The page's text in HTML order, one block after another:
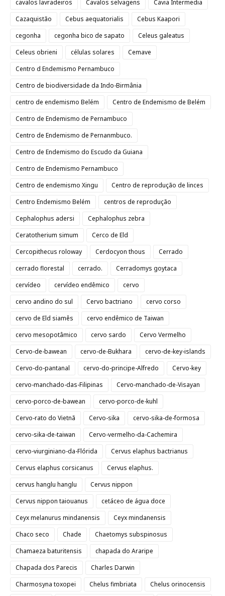
cavalos lavradeiros Cavalos selvagens
Cavia Intermedia
Cazaquistão
Cebus aequatorialis
Cebus Kaapori
cegonha
cegonha bico de sapato
Celeus galeatus
Celeus obrieni
células solares
Cemave
Centro d Endemismo Pernambuco
Centro de biodiversidade da Indo-Birmânia
centro de endemismo Belém
Centro de Endemismo de Belém
Centro de Endemismo de Pernambuco
Centro de Endemismo de Pernanmbuco.
Centro de Endemismo do Escudo da Guiana
Centro de Endemismo Pernambuco
Centro de endemismo Xingu
Centro de reprodução de linces
Centro Endemismo Belém
centros de reprodução
Cephalophus adersi
Cephalophus zebra
Ceratotherium simum
Cerco de Eld
Cercopithecus roloway
Cerdocyon thous
Cerrado
cerrado florestal
cerrado.
Cerradomys goytaca
cervídeo
cervídeo endêmico
cervo
cervo andino do sul
Cervo bactriano
cervo corso
cervo de Eld siamês
cervo endêmico de Taiwan
cervo mesopotâmico
cervo sardo
Cervo Vermelho
Cervo-de-bawean
cervo-de-Bukhara
cervo-de-key-islands
Cervo-do-pantanal
cervo-do-principe-Alfredo
Cervo-key
cervo-manchado-das-Filipinas
Cervo-manchado-de-Visayan
cervo-porco-de-bawean
cervo-porco-de-kuhl
Cervo-rato do Vietnã
Cervo-sika
cervo-sika-de-formosa
cervo-sika-de-taiwan
Cervo-vermelho-da-Cachemira
cervo-viurginiano-da-Flórida
Cervus elaphus bactrianus
Cervus elaphus corsicanus
Cervus elaphus.
cervus hanglu hanglu
Cervus nippon
Cervus nippon taiouanus
cetáceo de água doce
Ceyx melanurus mindanensis
Ceyx mindanensis
Chaco seco
Chade
Chaetomys subspinosus
Chamaeza baturitensis
chapada do Araripe
Chapada dos Parecis
Charles Darwin
Charmosyna toxopei
Chelus fimbriata
Chelus orinocensis